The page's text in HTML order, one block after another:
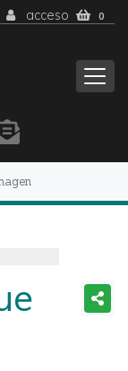
acceso 0